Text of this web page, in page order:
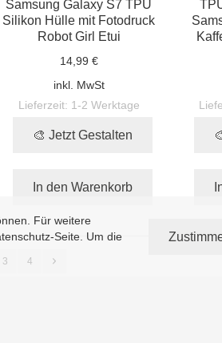
Für weitere
-Seite. Um die
Samsung Galaxy S7 TPU
Silikon Hülle mit Fotodruck
Robot Girl Etui
14,99 €
inkl. MwSt
Lieferzeit: 1-2 Werktage
🎨 Jetzt Gestalten
In den Warenkorb
3 4